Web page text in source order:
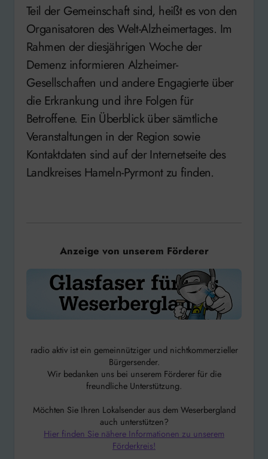
Teil der Gemeinschaft sind, heißt es von den
Organisatoren des Welt-Alzheimertages. Im
Rahmen der diesjährigen Woche der
Demenz informieren Alzheimer-
Gesellschaften und andere Engagierte über
die Erkrankung und ihre Folgen für
Betroffene. Ein Überblick über sämtliche
Veranstaltungen in der Region sowie
Kontaktdaten sind auf der Internetseite des
Landkreises Hameln-Pyrmont zu finden.
Anzeige von unserem Förderer
radio aktiv ist ein gemeinnütziger und nichtkommerzieller
Bürgersender.
Wir bedanken uns bei unserem Förderer für die
freundliche Unterstützung.
Möchten Sie Ihren Lokalsender aus dem Weserbergland
auch unterstützen?
Hier finden Sie nähere Informationen zu unserem
Förderkreis!